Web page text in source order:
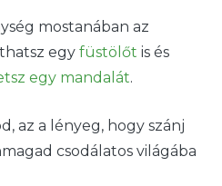
mostanában az
egy füstölőt is és
egy mandalát.
az a lényeg, hogy szánj
csodálatos világába